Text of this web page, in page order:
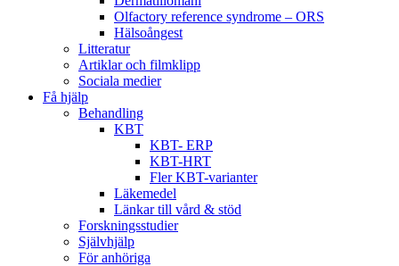
Olfactory reference syndrome – ORS
Hälsoångest
Litteratur
Artiklar och filmklipp
Sociala medier
Få hjälp
Behandling
KBT
KBT- ERP
KBT-HRT
Fler KBT-varianter
Läkemedel
Länkar till vård & stöd
Forskningsstudier
Självhjälp
För anhöriga